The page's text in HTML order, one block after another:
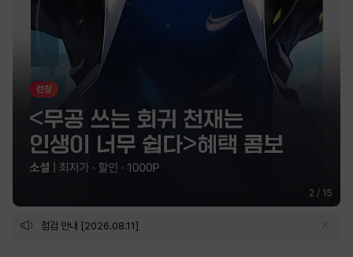
2 / 15
점검 안내 [2026.08.11]